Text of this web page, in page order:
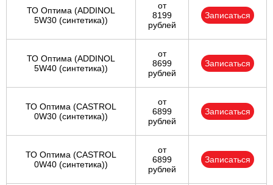
ТО Оптима (ADDINOL
5W30 (синтетика))
от
8199
рублей
Записаться
ТО Оптима (ADDINOL
5W40 (синтетика))
от
8699
рублей
Записаться
ТО Оптима (CASTROL
0W30 (синтетика))
от
6899
рублей
Записаться
ТО Оптима (CASTROL
0W40 (синтетика))
от
6899
рублей
Записаться